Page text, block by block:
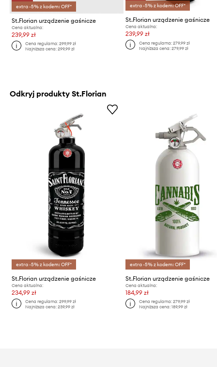
extra -5% z kodem: OFF*
St.Florian urządzenie gaśnicze
Cena aktualna:
239,99 zł
Cena regularna:299,99 zł
Najniższa cena:299,99 zł
extra -5% z kodem: OFF*
St.Florian urządzenie gaśnicze
Cena aktualna:
239,99 zł
Cena regularna: 279,99 zł
Najniższa cena: 279,99 zł
Odkryj produkty St.Florian
extra -5% z kodem: OFF*
St.Florian urządzenie gaśnicze
Cena aktualna:
234,99 zł
Cena regularna:299,99 zł
Najniższa cena:239,99 zł
extra -5% z kodem: OFF*
St.Florian urządzenie gaśnicze
Cena aktualna:
184,99 zł
Cena regularna: 279,99 zł
Najniższa cena: 189,99 zł